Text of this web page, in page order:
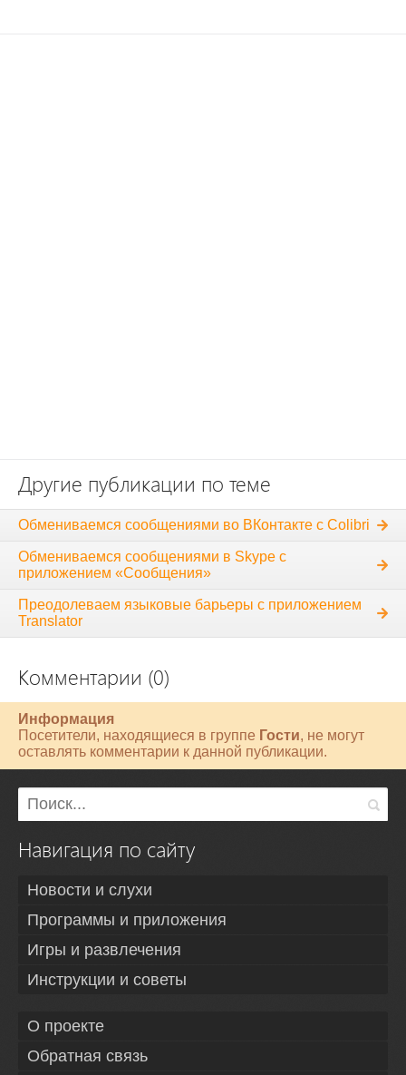
Другие публикации по теме
Обмениваемся сообщениями во ВКонтакте с Colibri
Обмениваемся сообщениями в Skype с
приложением «Сообщения»
Преодолеваем языковые барьеры с приложением
Translator
Комментарии (0)
Информация
Посетители, находящиеся в группе Гости, не могут
оставлять комментарии к данной публикации.
Навигация по сайту
Новости и слухи
Программы и приложения
Игры и развлечения
Инструкции и советы
О проекте
Обратная связь